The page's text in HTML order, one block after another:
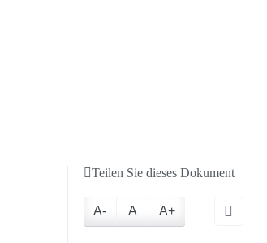
Teilen Sie dieses Dokument
A- A A+